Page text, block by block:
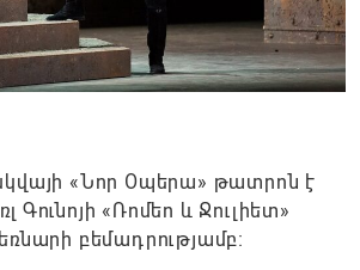
«Նոր Օպերա» թատրոն է
Գունոյի «Ռոմեո և Ջուլիետ»
բեմադրությամբ։